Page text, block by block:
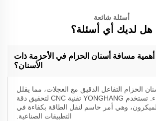
أسئلة شائعة
هل لديك أي أسئلة؟
مسافة أسنان الحزام في الأحزمة ذات
الأسنان؟
الحزام التفاعل الدقيق مع العجلات، مما يقلل
الانزلاق والضوضاء. تستخدم YONGHANG تقنية CNC لتحقيق دقة
وهي أمر حاسم لنقل الطاقة بكفاءة في
التطبيقات الصناعية.